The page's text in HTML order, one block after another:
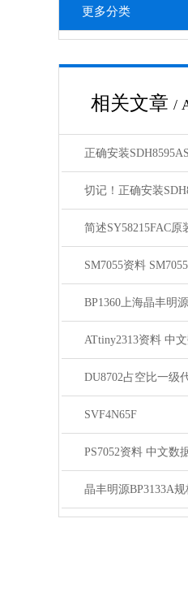
更多分类
相关文章 /
DU8702占空比一级
SVF4N65F
晶丰明源BP3133A